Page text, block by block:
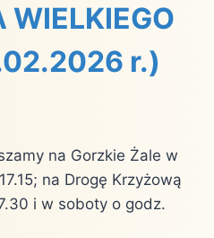
WIELKIEGO
r.)
na Gorzkie Żale w
na Drogę Krzyżową
i w soboty o godz.